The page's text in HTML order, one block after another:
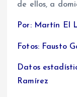
de ellos, a
Por: Martín El
Fotos: Fausto
Datos
Ramírez